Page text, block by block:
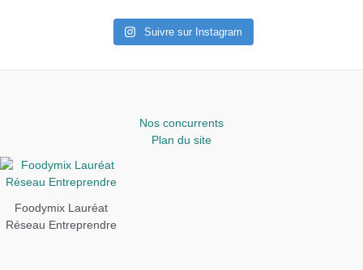
Suivre sur Instagram
Nos concurrents
Plan du site
Foodymix Lauréat
Réseau Entreprendre